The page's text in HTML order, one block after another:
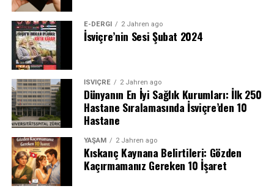
E-DERGI 2 Jahren ago
İsviçre’nin Sesi Şubat 2024
İSVIÇRE 2 Jahren ago
Dünyanın En İyi Sağlık Kurumları: İlk 250
Hastane Sıralamasında İsviçre’den 10
Hastane
YAŞAM 2 Jahren ago
Kıskanç Kaynana Belirtileri: Gözden
Kaçırmamanız Gereken 10 İşaret